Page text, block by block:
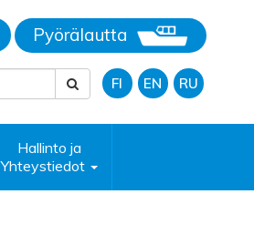
Pyörälautta
FI EN RU
Hallinto ja
Yhteystiedot